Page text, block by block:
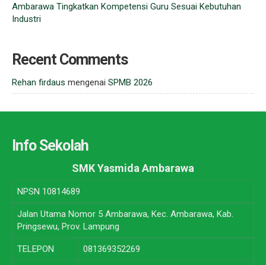
Ambarawa Tingkatkan Kompetensi Guru Sesuai Kebutuhan
Industri
Recent Comments
Rehan firdaus mengenai SPMB 2026
Info Sekolah
SMK Yasmida Ambarawa
NPSN 10814689
Jalan Utama Nomor 5 Ambarawa, Kec. Ambarawa, Kab.
Pringsewu, Prov. Lampung
TELEPON 081369352269